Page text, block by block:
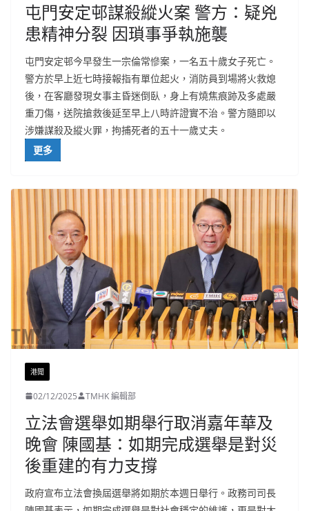
屯門安定邨謀殺縱火案 警方：疑兇
患精神分裂 因瑣事爭執施襲
屯門安定邨今早發生一宗倫常慘案，一名五十歲女子死亡。
警方於早上近七時接報指有單位起火，消防員到場將火救熄
後，在客廳發現女事主昏迷倒臥，身上有燒焦痕跡及多處嚴
重刀傷，送院搶救後延至早上八時許證實不治。警方隨即以
涉嫌謀殺及縱火罪，拘捕死者的五十一歲丈夫。
更多
港聞
02/12/2025 TMHK 編輯部
立法會選舉如期舉行取消嘉年華及
晚會 陳國基：如期完成選舉是對災
後重建的有力支撐
政府宣布立法會換屆選舉將如期於本週日舉行。政務司司長